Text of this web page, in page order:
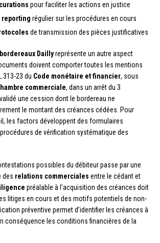
pour faciliter les actions en justice
reporting régulier sur les procédures en cours
de transmission des pièces justificatives
bordereaux Daillyreprésente un autre aspect
doivent comporter toutes les mentions
23 du Code monétaire et financier, sous
commerciale, dans un arrêt du 3
une cession dont le bordereau ne
le montant des créances cédées. Pour
les factors développent des formulaires
de vérification systématique des
possibles du débiteur passe par une
des relations commerciales entre le cédant et
préalable à l’acquisition des créances doit
litiges en cours et des motifs potentiels de non-
préventive permet d’identifier les créances à
conséquence les conditions financières de la